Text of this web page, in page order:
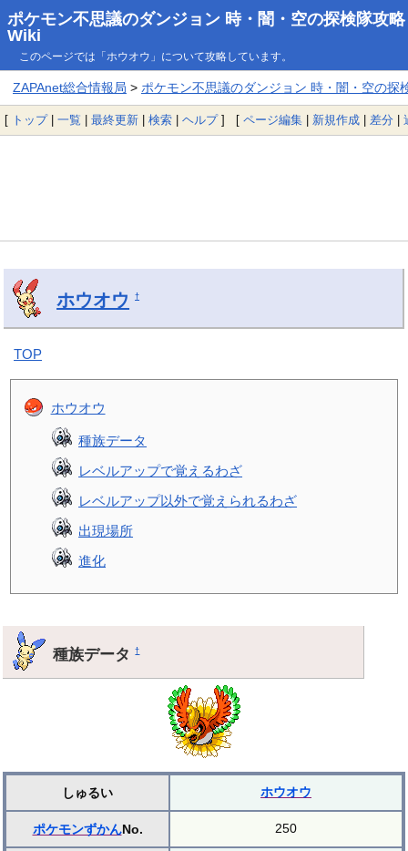
ポケモン不思議のダンジョン 時・闇・空の探検隊攻略
Wiki
このページでは「ホウオウ」について攻略しています。
ZAPAnet総合情報局 > ポケモン不思議のダンジョン 時・闇・空の探
[ トップ| 一覧 | 最終更新 | 検索 | ヘルプ] [ ページ編集 | 新規作成 | 差分 |
ホウオウ †
TOP
ホウオウ
種族データ
レベルアップで覚えるわざ
レベルアップ以外で覚えられるわざ
出現場所
進化
種族データ†
しゅるい ホウオウ
ポケモンずかんNo. 250